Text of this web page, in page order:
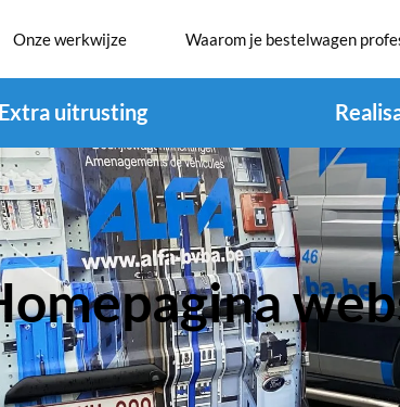
Onze werkwijze Waarom je bestelwagen
Extra uitrusting